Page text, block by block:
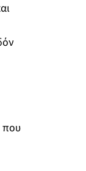
που